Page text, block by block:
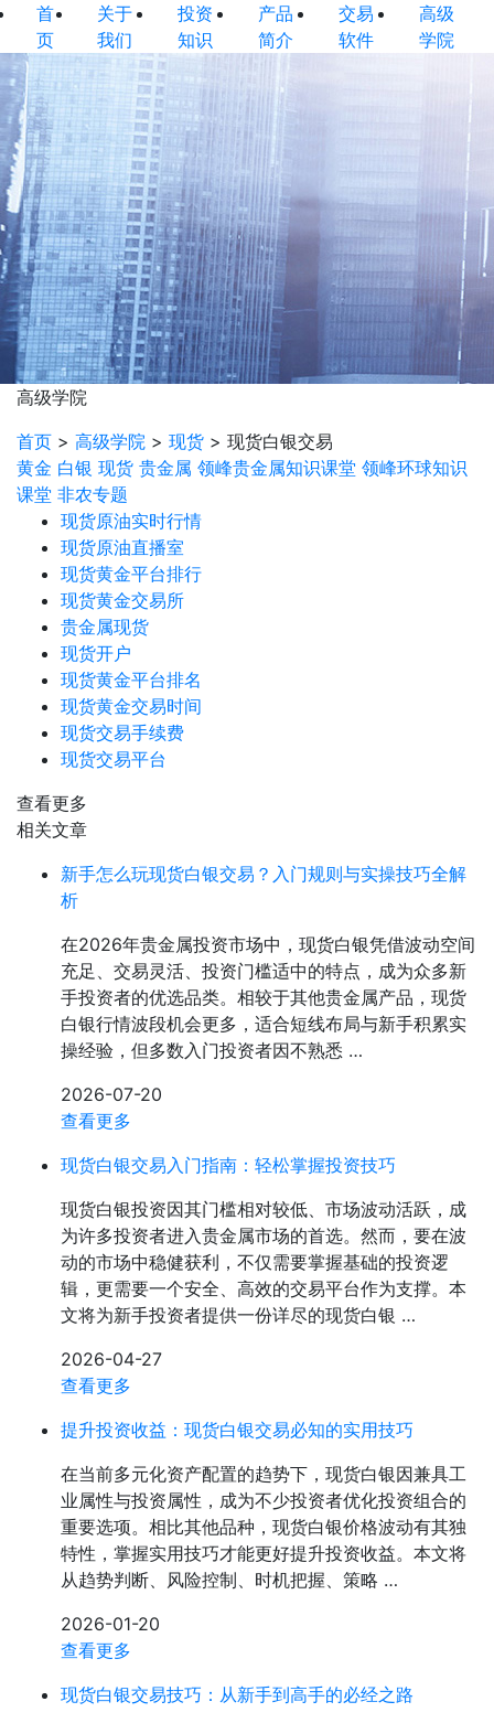
首
页
关于
我们
投资
知识
产品
简介
交易
软件
高级
学院
高级学院
首页 > 高级学院 > 现货 > 现货白银交易
黄金 白银 现货 贵金属 领峰贵金属知识课堂 领峰环球知识
课堂 非农专题
现货原油实时行情
现货原油直播室
现货黄金平台排行
现货黄金交易所
贵金属现货
现货开户
现货黄金平台排名
现货黄金交易时间
现货交易手续费
现货交易平台
查看更多
相关文章
新手怎么玩现货白银交易？入门规则与实操技巧全解
析
在2026年贵金属投资市场中，现货白银凭借波动空间
充足、交易灵活、投资门槛适中的特点，成为众多新
手投资者的优选品类。相较于其他贵金属产品，现货
白银行情波段机会更多，适合短线布局与新手积累实
操经验，但多数入门投资者因不熟悉 …
2026-07-20
查看更多
现货白银交易入门指南：轻松掌握投资技巧
现货白银投资因其门槛相对较低、市场波动活跃，成
为许多投资者进入贵金属市场的首选。然而，要在波
动的市场中稳健获利，不仅需要掌握基础的投资逻
辑，更需要一个安全、高效的交易平台作为支撑。本
文将为新手投资者提供一份详尽的现货白银 …
2026-04-27
查看更多
提升投资收益：现货白银交易必知的实用技巧
在当前多元化资产配置的趋势下，现货白银因兼具工
业属性与投资属性，成为不少投资者优化投资组合的
重要选项。相比其他品种，现货白银价格波动有其独
特性，掌握实用技巧才能更好提升投资收益。本文将
从趋势判断、风险控制、时机把握、策略 …
2026-01-20
查看更多
现货白银交易技巧：从新手到高手的必经之路